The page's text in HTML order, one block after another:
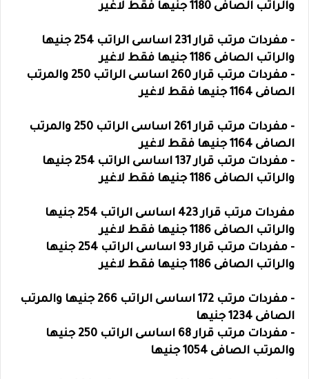
والراتب الصافى 1180 جنيها فقط لاغير
- مفردات مرتب قرار 231 اساسى الراتب 254 جنيها
والراتب الصافى 1186 جنيها فقط لاغير
- مفردات مرتب قرار 260 اساسى الراتب 250 والمرتب
الصافى 1164 جنيها فقط لاغير
- مفردات مرتب قرار 261 اساسى الراتب 250 والمرتب
الصافى 1164 جنيها فقط لاغير
- مفردات مرتب قرار 137 اساسى الراتب 254 جنيها
والراتب الصافى 1186 جنيها فقط لاغير
مفردات مرتب قرار 423 اساسى الراتب 254 جنيها
والراتب الصافى 1186 جنيها فقط لاغير
- مفردات مرتب قرار 93 اساسى الراتب 254 جنيها
والراتب الصافى 1186 جنيها فقط لاغير
- مفردات مرتب 172 اساسى الراتب 266 جنيها والمرتب
الصافى 1234 جنيها
- مفردات مرتب قرار 68 اساسى الراتب 250 جنيها
والمرتب الصافى 1054 جنيها